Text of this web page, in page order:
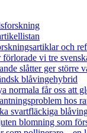
och
förlorade vi tre
slåtter ger större
blåvingehybrid
normala får oss att
hos
svartfläckiga
blomning som